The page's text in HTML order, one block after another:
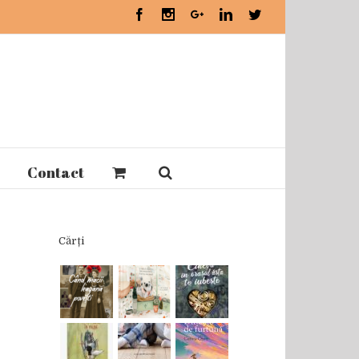
FacebookInstagramGoogle+LinkedinTwitter
Contact
Cărți